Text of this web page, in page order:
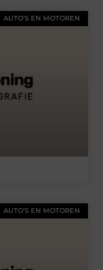
AUTO'S EN MOTOREN
AUTO'S EN MOTOREN